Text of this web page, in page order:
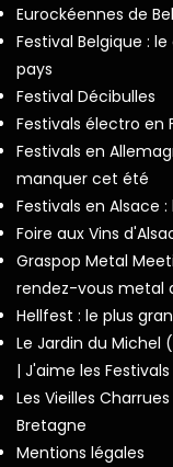
Eurockéennes de
Festival Belgique :
pays
Festival Décibulles
Festivals électro en
Festivals en
manquer cet été
Festivals en Alsace
Foire aux Vins
Graspop Metal
rendez-vous metal
Hellfest : le plus
Le Jardin du Michel
| J'aime les Festivals
Les Vieilles
Bretagne
Mentions légales